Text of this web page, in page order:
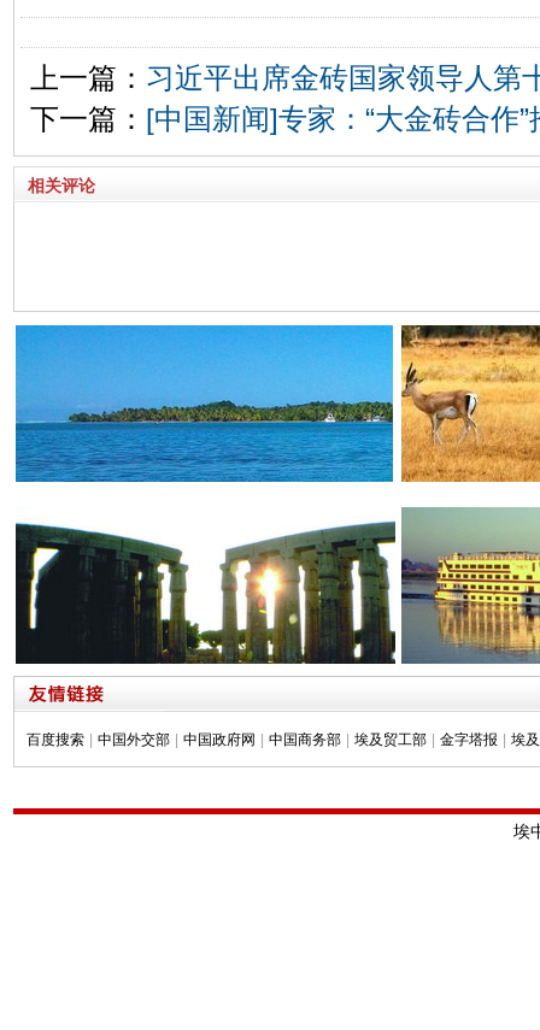
上一篇： 习近平出席金砖国家领导人第
下一篇： [中国新闻]专家：“大金砖合作
相关评论
百度搜索 中国外交部 中国政府网 中国商务部 埃及贸工部 金字塔报 埃
埃